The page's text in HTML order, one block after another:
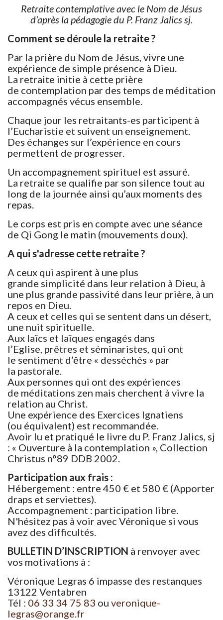
Retraite contemplative avec le Nom de Jésus
d’après la pédagogie du P. Franz Jalics sj.
Comment se déroule la retraite ?
Par la prière du Nom de Jésus, vivre une
expérience de simple présence à Dieu.
La retraite initie à cette prière
de contemplation par des temps de méditation
accompagnés vécus ensemble.
Chaque jour les retraitants-es participent à
l’Eucharistie et suivent un enseignement.
Des échanges sur l’expérience en cours
permettent de progresser.
Un accompagnement spirituel est assuré.
La retraite se qualifie par son silence tout au
long de la journée ainsi qu’aux moments des
repas.
Le corps est pris en compte avec une séance
de Qi Gong le matin (mouvements doux).
A qui s'adresse cette retraite ?
A ceux qui aspirent à une plus
grande simplicité dans leur relation à Dieu, à
une plus grande passivité dans leur prière, à un
repos en Dieu.
A ceux et celles qui se sentent dans un désert,
une nuit spirituelle.
Aux laïcs et laïques engagés dans
l’Eglise, prêtres et séminaristes, qui ont
le sentiment d’être « desséchés » par
la pastorale.
Aux personnes qui ont des expériences
de méditations zen mais cherchent à vivre la
relation au Christ.
Une expérience des Exercices Ignatiens
(ou équivalent) est recommandée.
Avoir lu et pratiqué le livre du P. Franz Jalics, sj
: « Ouverture à la contemplation », Collection
Christus n°89 DDB 2002.
Participation aux frais :
Hébergement : entre 450 € et 580 € (Apporter
draps et serviettes).
Accompagnement : participation libre.
N'hésitez pas à voir avec Véronique si vous
avez des difficultés.
BULLETIN D’INSCRIPTION à renvoyer avec
vos motivations à :
Véronique Legras 6 impasse des restanques
13122 Ventabren
Tél : 06 33 34 75 83 ou veronique-
legras@orange.fr